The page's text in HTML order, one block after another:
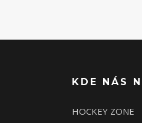
KDE NÁS
HOCKEY ZONE